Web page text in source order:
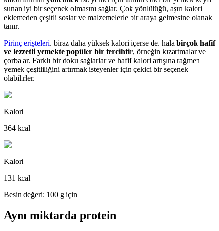
sunan iyi bir seçenek olmasını sağlar. Çok yönlülüğü, aşırı kalori
eklemeden çeşitli soslar ve malzemelerle bir araya gelmesine olanak
tanır.
Pirinç erişteleri, biraz daha yüksek kalori içerse de, hala birçok hafif
ve lezzetli yemekte popüler bir tercihtir, örneğin kızartmalar ve
çorbalar. Farklı bir doku sağlarlar ve hafif kalori artışına rağmen
yemek çeşitliliğini artırmak isteyenler için çekici bir seçenek
olabilirler.
Kalori
364 kcal
Kalori
131 kcal
Besin değeri: 100 g için
Aynı miktarda protein